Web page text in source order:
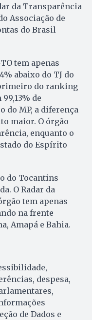
da Transparência
Associação de
do Brasil
tem apenas
abaixo do TJ do
do ranking
de
do MP, a diferença
maior. O órgão
enquanto o
do Espírito
do Tocantins
O Radar da
tem apenas
na frente
Amapá e Bahia.
despesa,
de Dados e